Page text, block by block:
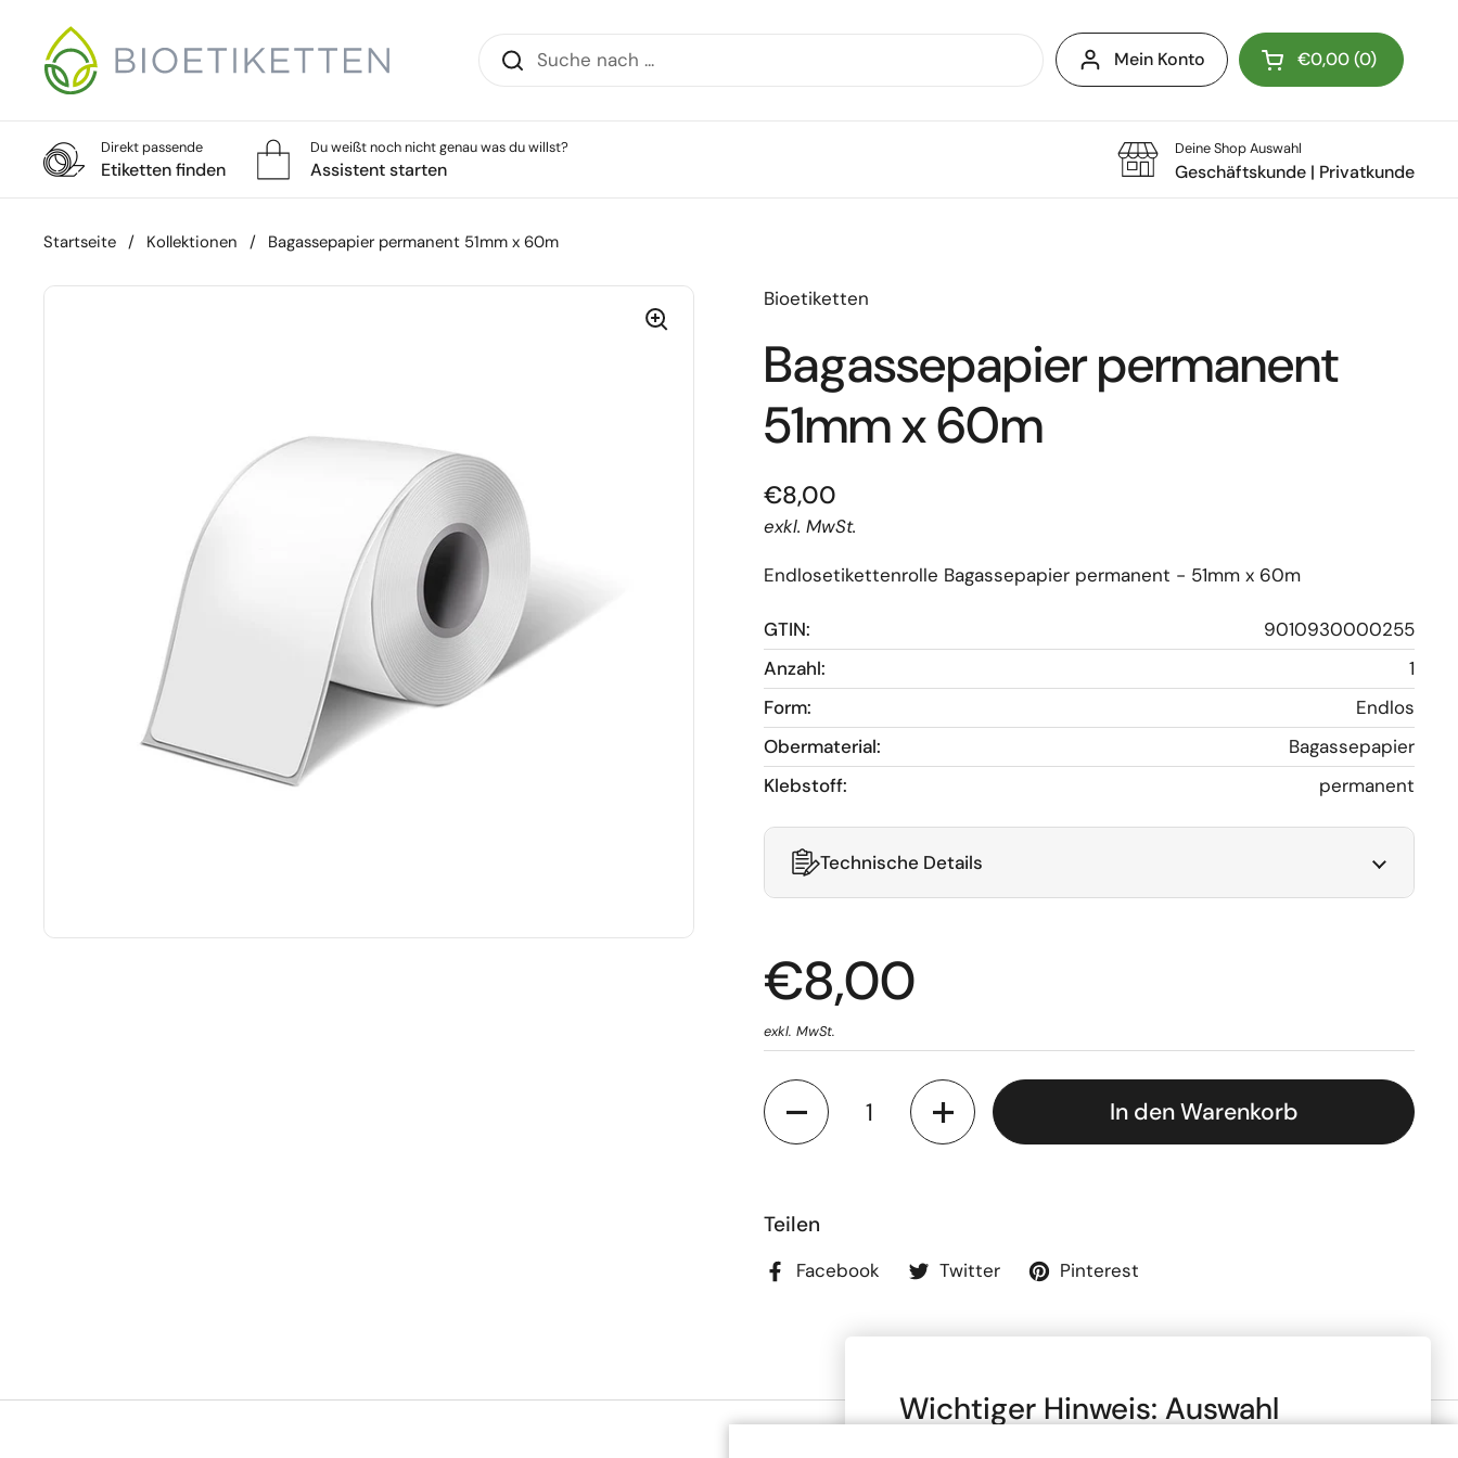
Mein Konto Warenkorb öffnen
€0,00 0
Direkt passende
Etiketten finden
Du weißt noch nicht genau was du willst?
Assistent starten
Deine Shop Auswahl
Geschäftskunde | Privatkunde
Startseite / Kollektionen / Bagassepapier permanent 51mm x 60m
Bioetiketten
Bagassepapier permanent
51mm x 60m
€8,00
exkl. MwSt.
Endlosetikettenrolle Bagassepapier permanent - 51mm x 60m
GTIN:
9010930000255
Anzahl:
1
Form:
Endlos
Obermaterial:
Bagassepapier
Klebstoff:
permanent
Technische Details
€8,00
exkl. MwSt.
Anzahl
In den Warenkorb
Teilen
Facebook Twitter Pinterest
Wichtiger Hinweis: Auswahl